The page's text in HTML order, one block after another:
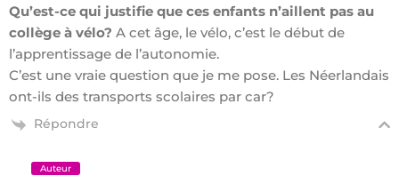
Qu’est-ce qui justifie que ces enfants n’aillent pas au
collège à vélo? A cet âge, le vélo, c’est le début de
l’apprentissage de l’autonomie.
C’est une vraie question que je me pose. Les Néerlandais
ont-ils des transports scolaires par car?
Répondre
Auteur